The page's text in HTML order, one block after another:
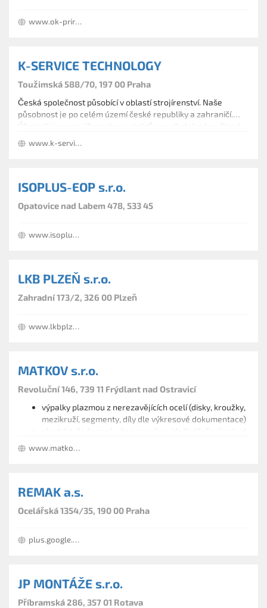
www.ok-priruby-eshop.cz
K-SERVICE TECHNOLOGY
Toužimská 588/70, 197 00 Praha
Česká společnost působící v oblastí strojírenství. Naše
působnost je po celém území české republiky a zahraničí.
Účastnili jsem se již mnoha projektů pro přední celosvětové
firmy v oblasti průmyslu a energetiky. Specializujeme se
především na Technologické celky.
www.k-servicetechnology.cz
ISOPLUS-EOP s.r.o.
Opatovice nad Labem 478, 533 45
www.isoplus-eop.cz
LKB PLZEŇ s.r.o.
Zahradní 173/2, 326 00 Plzeň
www.lkbplzen.eu
MATKOV s.r.o.
Revoluční 146, 739 11 Frýdlant nad Ostravicí
výpalky plazmou z nerezavějících ocelí (disky, kroužky,
mezikruží, segmenty, díly dle výkresové dokumentace)
potřebujete plochá tyče nestandardních rozměrů a
www.matkov.cz
REMAK a.s.
Ocelářská 1354/35, 190 00 Praha
plus.google.com/113451039364701352759
JP MONTÁŽE s.r.o.
Příbramská 286, 357 01 Rotava